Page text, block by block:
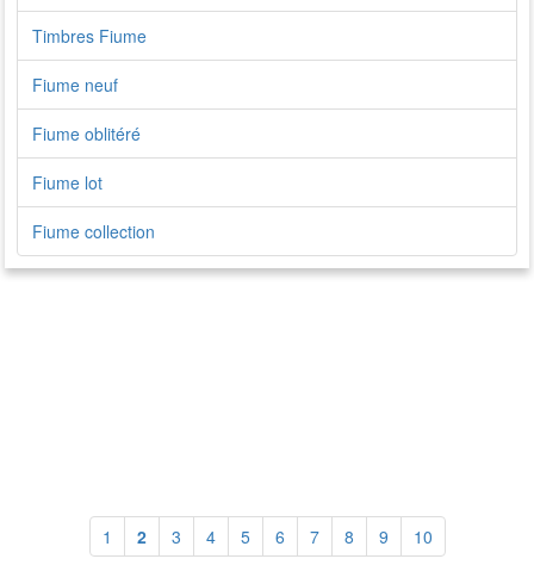
Timbres Fiume
Fiume neuf
Fiume oblitéré
Fiume lot
Fiume collection
1 2 3 4 5 6 7 8 9 10